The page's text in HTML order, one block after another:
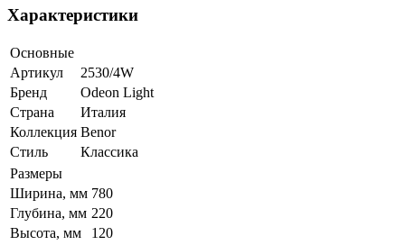
Характеристики
Основные
Артикул
2530/4W
Бренд
Odeon Light
Страна
Италия
Коллекция Benor
Стиль
Классика
Размеры
Ширина, мм 780
Глубина, мм 220
Высота, мм
120